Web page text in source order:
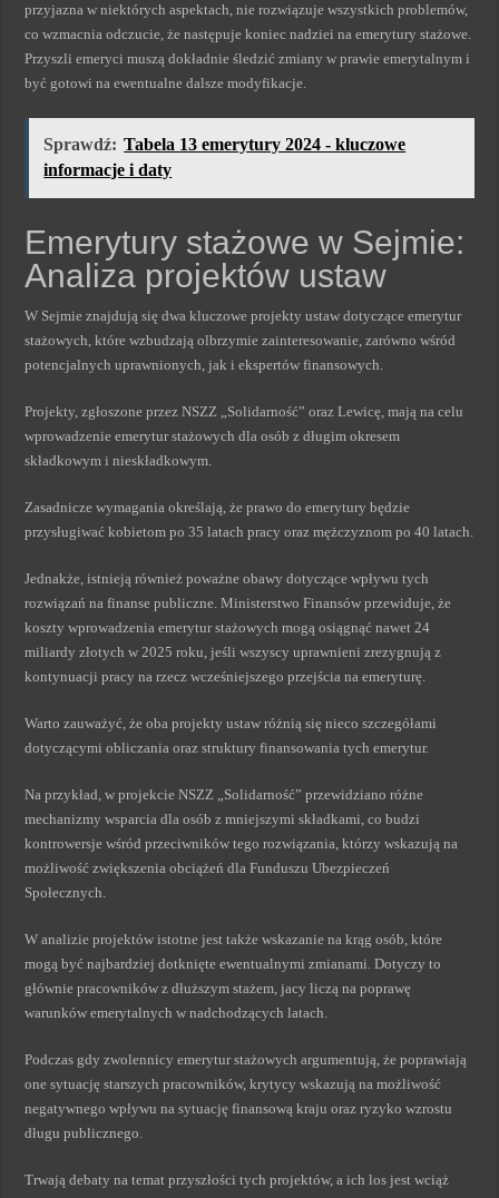
przyjazna w niektórych aspektach, nie rozwiązuje wszystkich problemów,
co wzmacnia odczucie, że następuje koniec nadziei na emerytury stażowe.
Przyszli emeryci muszą dokładnie śledzić zmiany w prawie emerytalnym i
być gotowi na ewentualne dalsze modyfikacje.
Sprawdź: Tabela 13 emerytury 2024 - kluczowe
informacje i daty
Emerytury stażowe w Sejmie:
Analiza projektów ustaw
W Sejmie znajdują się dwa kluczowe projekty ustaw dotyczące emerytur
stażowych, które wzbudzają olbrzymie zainteresowanie, zarówno wśród
potencjalnych uprawnionych, jak i ekspertów finansowych.
Projekty, zgłoszone przez NSZZ „Solidarność” oraz Lewicę, mają na celu
wprowadzenie emerytur stażowych dla osób z długim okresem
składkowym i nieskładkowym.
Zasadnicze wymagania określają, że prawo do emerytury będzie
przysługiwać kobietom po 35 latach pracy oraz mężczyznom po 40 latach.
Jednakże, istnieją również poważne obawy dotyczące wpływu tych
rozwiązań na finanse publiczne. Ministerstwo Finansów przewiduje, że
koszty wprowadzenia emerytur stażowych mogą osiągnąć nawet 24
miliardy złotych w 2025 roku, jeśli wszyscy uprawnieni zrezygnują z
kontynuacji pracy na rzecz wcześniejszego przejścia na emeryturę.
Warto zauważyć, że oba projekty ustaw różnią się nieco szczegółami
dotyczącymi obliczania oraz struktury finansowania tych emerytur.
Na przykład, w projekcie NSZZ „Solidarność” przewidziano różne
mechanizmy wsparcia dla osób z mniejszymi składkami, co budzi
kontrowersje wśród przeciwników tego rozwiązania, którzy wskazują na
możliwość zwiększenia obciążeń dla Funduszu Ubezpieczeń
Społecznych.
W analizie projektów istotne jest także wskazanie na krąg osób, które
mogą być najbardziej dotknięte ewentualnymi zmianami. Dotyczy to
głównie pracowników z dłuższym stażem, jacy liczą na poprawę
warunków emerytalnych w nadchodzących latach.
Podczas gdy zwolennicy emerytur stażowych argumentują, że poprawiają
one sytuację starszych pracowników, krytycy wskazują na możliwość
negatywnego wpływu na sytuację finansową kraju oraz ryzyko wzrostu
długu publicznego.
Trwają debaty na temat przyszłości tych projektów, a ich los jest wciąż